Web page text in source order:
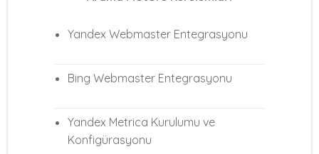
Yandex Webmaster Entegrasyonu
Bing Webmaster Entegrasyonu
Yandex Metrica Kurulumu ve
Konfigürasyonu